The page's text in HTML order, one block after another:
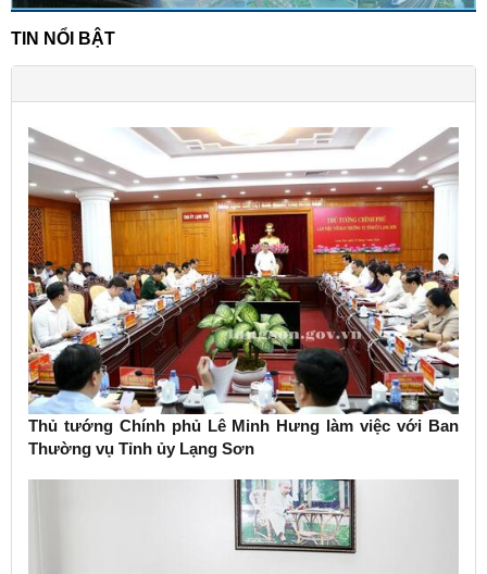
TIN NỔI BẬT
Thủ tướng Chính phủ Lê Minh Hưng làm việc với Ban
Thường vụ Tỉnh ủy Lạng Sơn